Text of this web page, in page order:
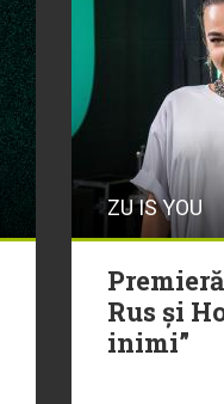
ZU IS YOU
Rus și
inimi”